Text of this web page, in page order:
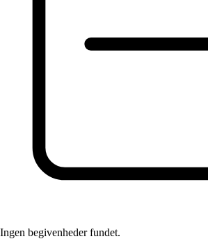
Ingen begivenheder fundet.